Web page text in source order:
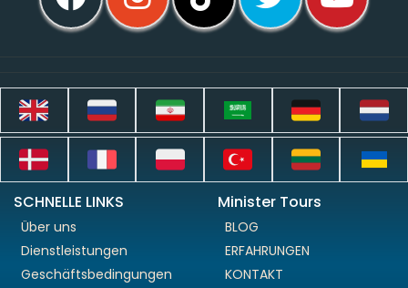
SCHNELLE LINKS
Über uns
Dienstleistungen
Geschäftsbedingungen
Minister Tours
BLOG
ERFAHRUNGEN
KONTAKT